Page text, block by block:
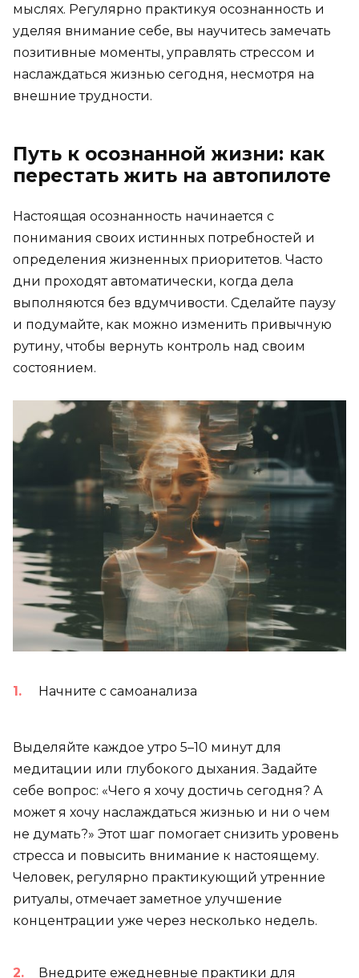
мыслях. Регулярно практикуя осознанность и
уделяя внимание себе, вы научитесь замечать
позитивные моменты, управлять стрессом и
наслаждаться жизнью сегодня, несмотря на
внешние трудности.
Путь к осознанной жизни: как
перестать жить на автопилоте
Настоящая осознанность начинается с
понимания своих истинных потребностей и
определения жизненных приоритетов. Часто
дни проходят автоматически, когда дела
выполняются без вдумчивости. Сделайте паузу
и подумайте, как можно изменить привычную
рутину, чтобы вернуть контроль над своим
состоянием.
Начните с самоанализа
Выделяйте каждое утро 5–10 минут для
медитации или глубокого дыхания. Задайте
себе вопрос: «Чего я хочу достичь сегодня? А
может я хочу наслаждаться жизнью и ни о чем
не думать?» Этот шаг помогает снизить уровень
стресса и повысить внимание к настоящему.
Человек, регулярно практикующий утренние
ритуалы, отмечает заметное улучшение
концентрации уже через несколько недель.
Внедрите ежедневные практики для